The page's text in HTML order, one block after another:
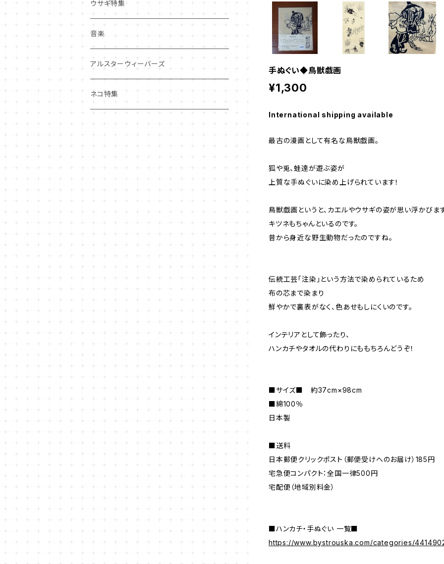
手ぬぐい◆鳥獣戯画
¥1,300
International shipping available
最古の漫画として有名な鳥獣戯画。
狐や兎、蛙達が遊ぶ姿が
上質な手ぬぐいに染め上げられています！
鳥獣戯画というと、カエルやウサギの姿が思い浮かびま
キツネもちゃんといるのです。
昔から身近な野生動物だったのですね。
伝統工芸「注染」という方法で染められているため
布の芯まで染まり
鮮やかで裏表がなく、色あせもしにくいのです。
インテリアとして飾ったり、
ハンカチやタオルの代わりにももちろんどうぞ！
■サイズ■ 約37cm×98cm
■綿100％
日本製
■送料
日本郵便クリックポスト（郵便受けへのお届け）185円
宅急便コンパクト：全国一律500円
宅配便（地域別料金）
■ハンカチ・手ぬぐい 一覧■
https://www.bystrouska.com/categories/
その他
マグネット
その他
アクセサリー
ポーチ・バッグ
ギフトバッグ・巾着
ハンカチ・手拭い
その他
ウサギ特集
音楽
アルスターウィーバーズ
ネコ特集